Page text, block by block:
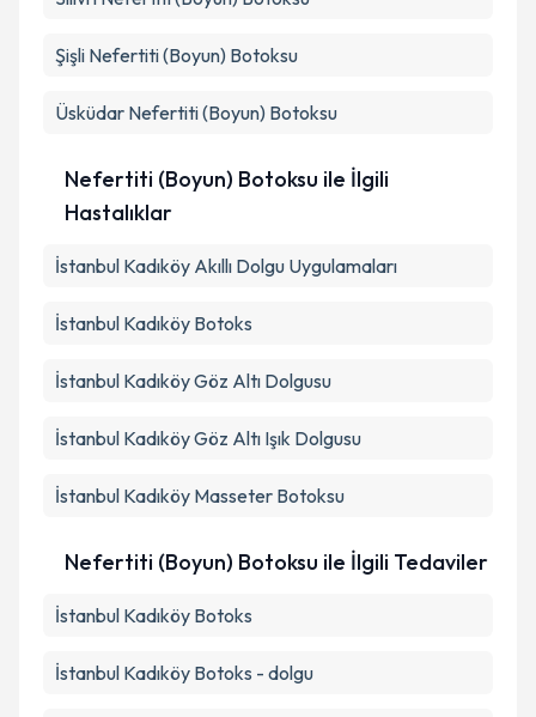
Şişli Nefertiti (Boyun) Botoksu
Üsküdar Nefertiti (Boyun) Botoksu
Nefertiti (Boyun) Botoksu ile İlgili
Hastalıklar
İstanbul Kadıköy Akıllı Dolgu Uygulamaları
İstanbul Kadıköy Botoks
İstanbul Kadıköy Göz Altı Dolgusu
İstanbul Kadıköy Göz Altı Işık Dolgusu
İstanbul Kadıköy Masseter Botoksu
Nefertiti (Boyun) Botoksu ile İlgili Tedaviler
İstanbul Kadıköy Botoks
İstanbul Kadıköy Botoks - dolgu